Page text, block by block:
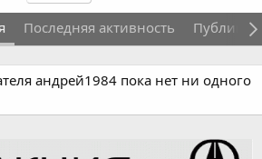
Последняя активность
андрей1984 пока нет ни одного